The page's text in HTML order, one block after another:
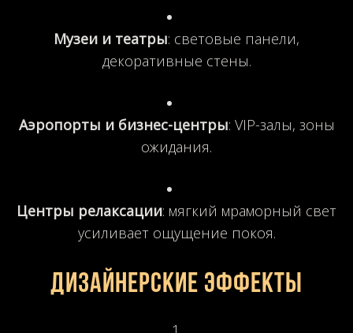
Музеи и театры: световые панели,
декоративные стены.
Аэропорты и бизнес-центры: VIP-залы, зоны
ожидания.
Центры релаксации: мягкий мраморный свет
усиливает ощущение покоя.
Дизайнерские эффекты